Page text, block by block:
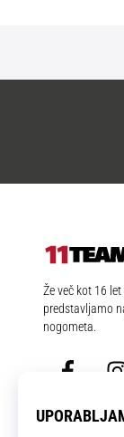
11teamsports.si
Že več kot 16
predstavljamo
nogometa.